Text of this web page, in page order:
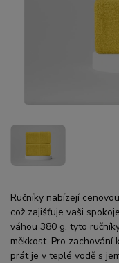
Ručníky nabízejí
což zajišťuje vaši
váhou 380 g, tyto
měkkost. Pro zachování
prát je v teplé vodě s